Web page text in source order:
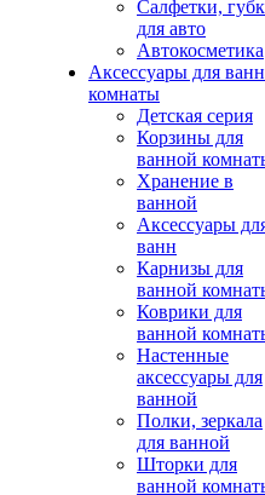
Салфетки,
для авто
Автокосметика
Аксессуары для
комнаты
Детская серия
Корзины для
ванной
Хранение в
ванной
Аксессуары
ванн
Карнизы для
ванной
Коврики для
ванной
Настенные
аксессуары для
ванной
Полки, зеркала
для ванной
Шторки для
ванной